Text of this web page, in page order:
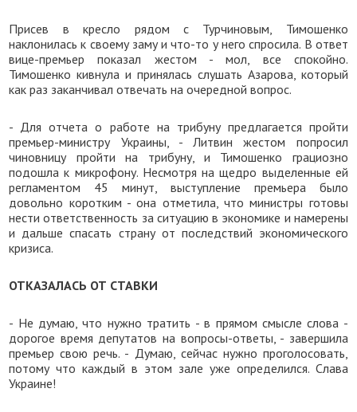
Присев в кресло рядом с Турчиновым, Тимошенко
наклонилась к своему заму и что-то у него спросила. В ответ
вице-премьер показал жестом - мол, все спокойно.
Тимошенко кивнула и принялась слушать Азарова, который
как раз заканчивал отвечать на очередной вопрос.
- Для отчета о работе на трибуну предлагается пройти
премьер-министру Украины, - Литвин жестом попросил
чиновницу пройти на трибуну, и Тимошенко грациозно
подошла к микрофону. Несмотря на щедро выделенные ей
регламентом 45 минут, выступление премьера было
довольно коротким - она отметила, что министры готовы
нести ответственность за ситуацию в экономике и намерены
и дальше спасать страну от последствий экономического
кризиса.
ОТКАЗАЛАСЬ ОТ СТАВКИ
- Не думаю, что нужно тратить - в прямом смысле слова -
дорогое время депутатов на вопросы-ответы, - завершила
премьер свою речь. - Думаю, сейчас нужно проголосовать,
потому что каждый в этом зале уже определился. Слава
Украине!